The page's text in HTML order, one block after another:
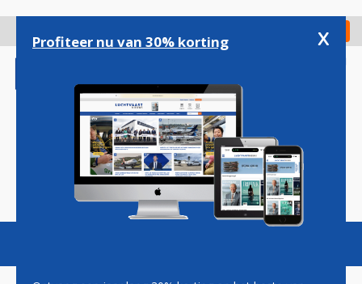
gaan
Check in
Magazine Podcasts Vacatures
Profiteer nu van 30% korting x